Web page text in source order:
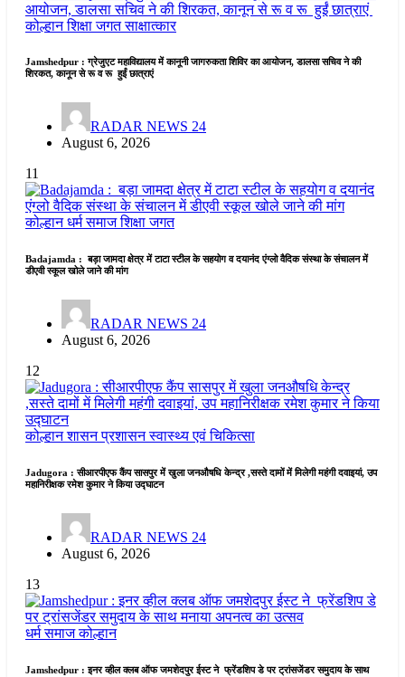
कोल्हानशिक्षा जगतसाक्षात्कार
Jamshedpur : ग्रेजुएट महाविद्यालय में कानूनी जागरुकता शिविर का आयोजन, डालसा सचिव ने की
शिरकत, कानून से रू व रू हुईं छात्राएं
RADAR NEWS 24
August 6, 2026
11
कोल्हानधर्म समाजशिक्षा जगत
Badajamda : बड़ा जामदा क्षेत्र में टाटा स्टील के सहयोग व दयानंद एंग्लो वैदिक संस्था के संचालन में
डीएवी स्कूल खोले जाने की मांग
RADAR NEWS 24
August 6, 2026
12
कोल्हानशासन प्रशासनस्वास्थ्य एवं चिकित्सा
Jadugora : सीआरपीएफ कैंप सासपुर में खुला जनऔषधि केन्द्र ,सस्ते दामों में मिलेगी महंगी दवाइयां, उप
महानिरीक्षक रमेश कुमार ने किया उद्घाटन
RADAR NEWS 24
August 6, 2026
13
धर्म समाजकोल्हान
Jamshedpur : इनर व्हील क्लब ऑफ जमशेदपुर ईस्ट ने फ्रेंडशिप डे पर ट्रांसजेंडर समुदाय के साथ